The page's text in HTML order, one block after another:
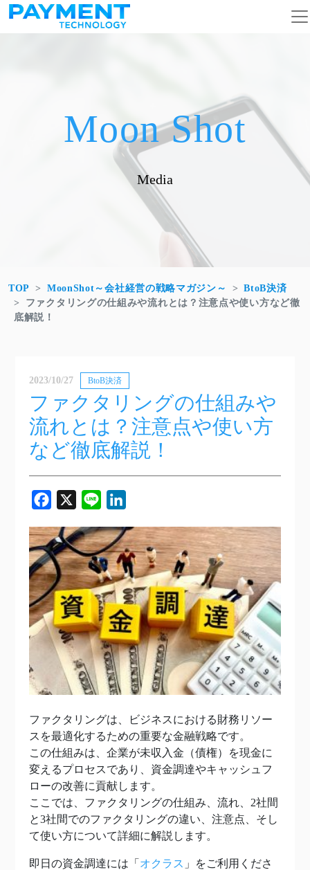
コンテンツへスキップ
メインナビゲーション
Moon Shot
Media
TOP MoonShot～会社経営の戦略マガジン～
BtoB決済
ファクタリングの仕組みや流れとは？注意点や使い方など徹
底解説！
2023/10/27 BtoB決済
ファクタリングの仕組みや
流れとは？注意点や使い方
など徹底解説！
Facebook
X Line
ファクタリングは、ビジネスにおける財務リソー
スを最適化するための重要な金融戦略です。
この仕組みは、企業が未収入金（債権）を現金に
変えるプロセスであり、資金調達やキャッシュフ
ローの改善に貢献します。
ここでは、ファクタリングの仕組み、流れ、2社間
と3社間でのファクタリングの違い、注意点、そし
て使い方について詳細に解説します。
即日の資金調達には「 オクラス 」をご利用くださ